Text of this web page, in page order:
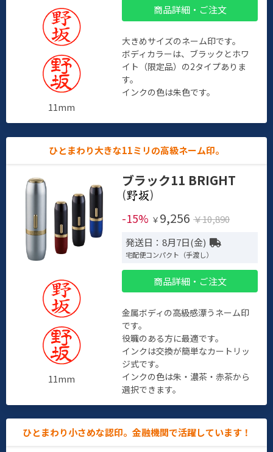
11mm
商品詳細・ご注文
大きめサイズのネーム印です。
ボディカラーは、ブラックとホワ
イト（限定品）の2タイプありま
す。
インクの色は朱色です。
ひとまわり大きな11ミリの高級ネーム印。
11mm
ブラック11 BRIGHT
(
)
-15% ￥ 9,256 ￥10,890
発送日：8月7日(金)
宅配便コンパクト（手渡し）
商品詳細・ご注文
金属ボディの高級感漂うネーム印
です。
役職のある方に最適です。
インクは交換が簡単なカートリッ
ジ式です。
インクの色は朱・濃茶・赤茶から
選択できます。
ひとまわり小さめな認印。金融機関で活躍しています！